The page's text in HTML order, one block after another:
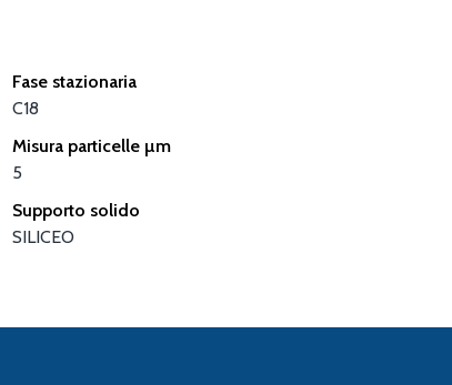
Fase stazionaria
C18
Misura particelle µm
5
Supporto solido
SILICEO